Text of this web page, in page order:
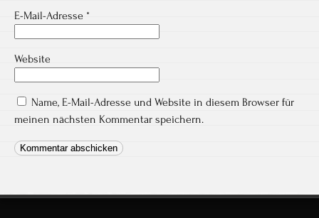
E-Mail-Adresse *
Website
Name, E-Mail-Adresse und Website in diesem Browser für
meinen nächsten Kommentar speichern.